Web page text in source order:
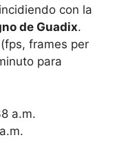
con la
de Guadix.
frames per
para
a.m.